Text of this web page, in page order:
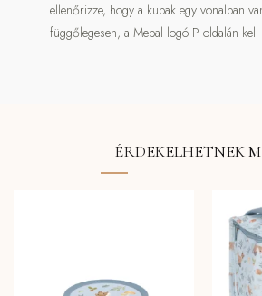
ellenőrizze, hogy a kupak egy vonalban
függőlegesen, a Mepal logó P oldalán kell
ÉRDEKELHETNEK